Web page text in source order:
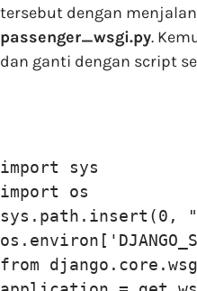
tersebut dengan
passenger_wsgi.py.
dan ganti dengan script
import sys
import os
sys.path.insert(0, "/
from